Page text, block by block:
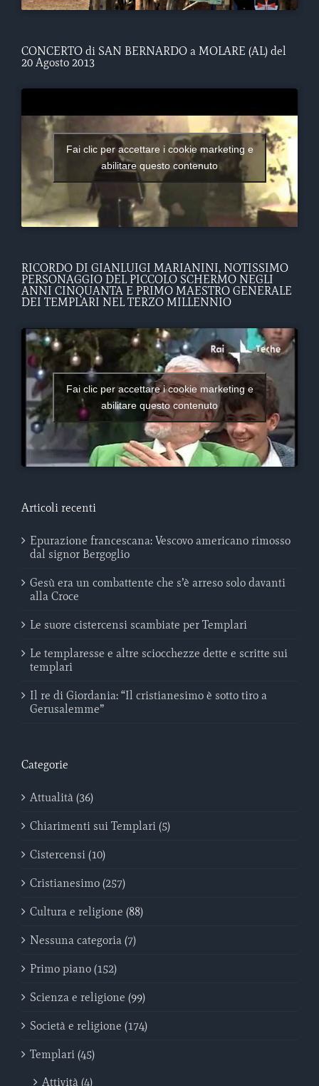
CONCERTO di SAN BERNARDO a MOLARE (AL) del
20 Agosto 2013
Fai clic per accettare i cookie marketing e
abilitare questo contenuto
RICORDO DI GIANLUIGI MARIANINI, NOTISSIMO
PERSONAGGIO DEL PICCOLO SCHERMO NEGLI
ANNI CINQUANTA E PRIMO MAESTRO GENERALE
DEI TEMPLARI NEL TERZO MILLENNIO
Fai clic per accettare i cookie marketing e
abilitare questo contenuto
Articoli recenti
Epurazione francescana: Vescovo americano rimosso
dal signor Bergoglio
Gesù era un combattente che s’è arreso solo davanti
alla Croce
Le suore cistercensi scambiate per Templari
Le templaresse e altre sciocchezze dette e scritte sui
templari
Il re di Giordania: “Il cristianesimo è sotto tiro a
Gerusalemme”
Categorie
Attualità (36)
Chiarimenti sui Templari (5)
Cistercensi (10)
Cristianesimo (257)
Cultura e religione (88)
Nessuna categoria (7)
Primo piano (152)
Scienza e religione (99)
Società e religione (174)
Templari (45)
Attività (4)